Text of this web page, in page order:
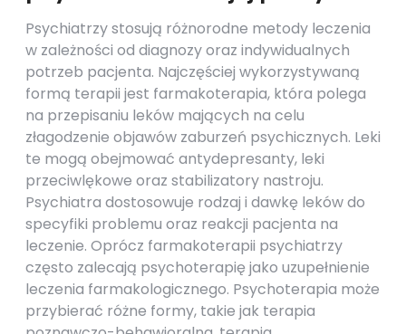
Psychiatrzy stosują różnorodne metody leczenia
w zależności od diagnozy oraz indywidualnych
potrzeb pacjenta. Najczęściej wykorzystywaną
formą terapii jest farmakoterapia, która polega
na przepisaniu leków mających na celu
złagodzenie objawów zaburzeń psychicznych. Leki
te mogą obejmować antydepresanty, leki
przeciwlękowe oraz stabilizatory nastroju.
Psychiatra dostosowuje rodzaj i dawkę leków do
specyfiki problemu oraz reakcji pacjenta na
leczenie. Oprócz farmakoterapii psychiatrzy
często zalecają psychoterapię jako uzupełnienie
leczenia farmakologicznego. Psychoterapia może
przybierać różne formy, takie jak terapia